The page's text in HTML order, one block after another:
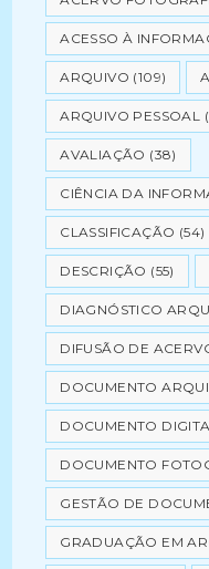
ACESSO À
ARQUIVO (109)
ARQUIVO PESSOAL
AVALIAÇÃO (38)
CIÊNCIA DA
CLASSIFICAÇÃO (54)
DESCRIÇÃO (55)
DIAGNÓSTICO
DIFUSÃO DE
DOCUMENTO
DOCUMENTO
DOCUMENTO
GESTÃO DE
GRADUAÇÃO EM